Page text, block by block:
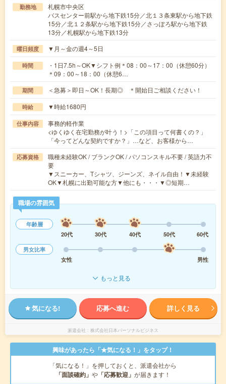
勤務地
札幌市中央区
バスセンター前駅から地下鉄15分／北１３条東駅から地下鉄
15分／北１２条駅から地下鉄15分／さっぽろ駅から地下鉄
13分／札幌駅から地下鉄13分
曜日頻度 ▼月～金の週4～5日
時間
・1日7.5h～OK▼シフト例＊08：00～17：00（休憩60分）
＊09：00～18：00（休憩6…
期間 ＜急募＞即日～OK！長期◎ ＊開始日ご相談ください！
時給 ▼時給1680円
仕事内容
事務的軽作業
<ゆくゆく在宅勤務が叶う！>「この項目って何書くの？」
「今ってどんな契約ですか？」…など、お客様から…
応募資格
職種未経験OK / ブランクOK / パソコンスキル不要 / 英語力不
要
▼スニーカー、Tシャツ、ジーンズ、ネイル自由！▼未経験
OK▼札幌に出勤可能な方▼他にも・・・▼◎短期…
職場の雰囲気
年齢層
20代
30代 40代 50代
60代
男女比率
女性
男性
もっと見る
気になる! 応募へ進む 詳しく見る
派遣会社 株式会社日本パーソナルビジネス
興味があったら「★気になる！」をタップ！
「気になる！」を押しておくと、派遣会社から
「面談確約」 や 「応募歓迎」 が届きます！